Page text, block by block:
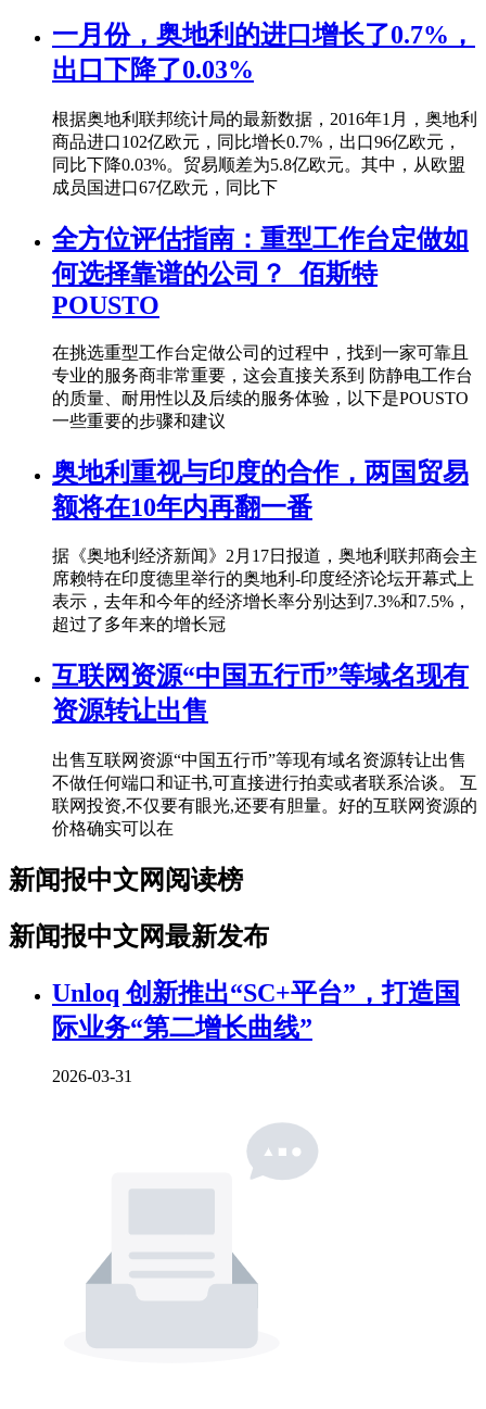
一月份，奥地利的进口增长了0.7%，
出口下降了0.03%
根据奥地利联邦统计局的最新数据，2016年1月，奥地利
商品进口102亿欧元，同比增长0.7%，出口96亿欧元，
同比下降0.03%。贸易顺差为5.8亿欧元。其中，从欧盟
成员国进口67亿欧元，同比下
全方位评估指南：重型工作台定做如
何选择靠谱的公司？_佰斯特
POUSTO
在挑选重型工作台定做公司的过程中，找到一家可靠且
专业的服务商非常重要，这会直接关系到 防静电工作台
的质量、耐用性以及后续的服务体验，以下是POUSTO
一些重要的步骤和建议
奥地利重视与印度的合作，两国贸易
额将在10年内再翻一番
据《奥地利经济新闻》2月17日报道，奥地利联邦商会主
席赖特在印度德里举行的奥地利-印度经济论坛开幕式上
表示，去年和今年的经济增长率分别达到7.3%和7.5%，
超过了多年来的增长冠
互联网资源“中国五行币”等域名现有
资源转让出售
出售互联网资源“中国五行币”等现有域名资源转让出售
不做任何端口和证书,可直接进行拍卖或者联系洽谈。 互
联网投资,不仅要有眼光,还要有胆量。好的互联网资源的
价格确实可以在
新闻报中文网阅读榜
新闻报中文网最新发布
Unloq 创新推出“SC+平台”，打造国
际业务“第二增长曲线”
2026-03-31